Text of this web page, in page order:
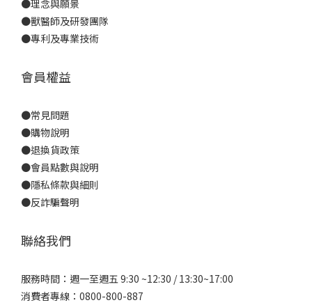
●理念與願景
●獸醫師及研發團隊
●專利及專業技術
會員權益
●常見問題
●購物說明
●退換貨政策
●會員點數與說明
●隱私條款與細則
●反詐騙聲明
聯絡我們
服務時間：週一至週五 9:30 ~12:30 / 13:30~17:00
消費者專線：0800-800-887